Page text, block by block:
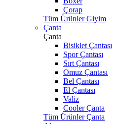
Çorap
Tüm Ürünler Giyim
Çanta
Çanta
Bisiklet Çantası
Spor Çantası
Sırt Çantası
Omuz Çantası
Bel Çantası
El Çantası
Valiz
Cooler Çanta
Tüm Ürünler Çanta